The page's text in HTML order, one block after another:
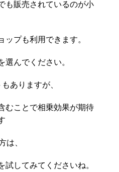
も販売されているのが小
ップも利用できます。
選んでください。
ありますが、
むことで相乗効果が期待
は、
してみてくださいね。